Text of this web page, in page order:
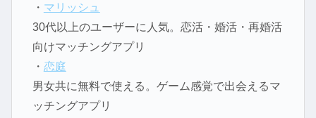
・ マリッシュ
30代以上のユーザーに人気。恋活・婚活・再婚活
向けマッチングアプリ
・ 恋庭
男女共に無料で使える。ゲーム感覚で出会えるマ
ッチングアプリ